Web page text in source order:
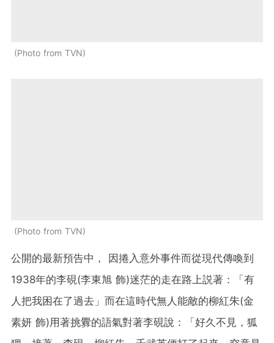
Photo from TVN
Photo from TVN
公開的最新預告中， 因捲入意外事件而從現代傳喚到
1938年的李硯(李東旭 飾)迷茫的走在路上説著：「有
人把我困在了過去」而在這時代無人能敵的柳紅朱(金
素妍 飾)用著挑釁的語氣對著李硯說：「好久不見，狐